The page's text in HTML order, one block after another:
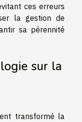
ces erreurs
la gestion de
sa pérennité
sur la
transformé la